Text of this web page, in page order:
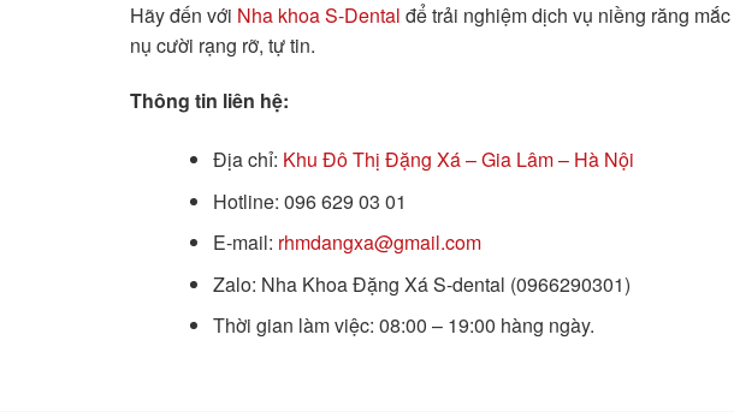
Hãy đến với Nha khoa S-Dental để trải nghiệm dịch vụ niềng răng
nụ cười rạng rỡ, tự tin.
Thông tin liên hệ:
Địa chỉ: Khu Đô Thị Đặng Xá – Gia Lâm – Hà Nội
Hotline: 096 629 03 01
E-mail: rhmdangxa@gmail.com
Zalo: Nha Khoa Đặng Xá S-dental (0966290301)
Thời gian làm việc: 08:00 – 19:00 hàng ngày.